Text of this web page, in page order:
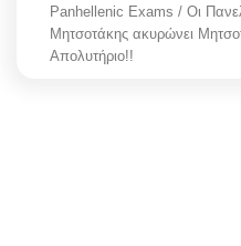
Panhellenic Exams / Οι
Μητσοτάκης ακυρώνει
Απολυτήριο!!